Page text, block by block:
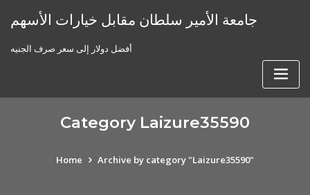
جامعة الأمير سلطان مقابل خيارات الأسهم
أفضل دولار إلى سعر صرف الجنيه
Category Laizure35590
Home Archive by category "Laizure35590"